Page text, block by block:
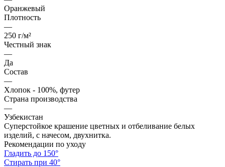
Оранжевый
Плотность
—
250 г/м²
Честный знак
—
Да
Состав
—
Хлопок - 100%, футер
Страна производства
—
Узбекистан
Суперстойкое крашение цветных и отбеливание белых
изделий, с начесом, двухнитка.
Рекомендации по уходу
Гладить до 150°
Стирать при 40°